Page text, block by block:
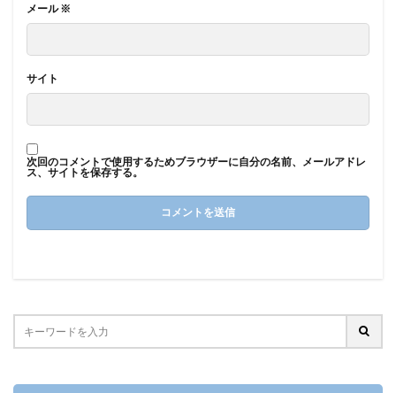
メール※
サイト
次回のコメントで使用するためブラウザーに自分の名前、メールアドレ
ス、サイトを保存する。